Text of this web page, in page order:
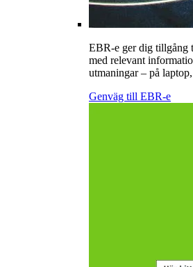
EBR-e ger dig tillgång
med relevant
utmaningar – på
Genväg till EBR-e